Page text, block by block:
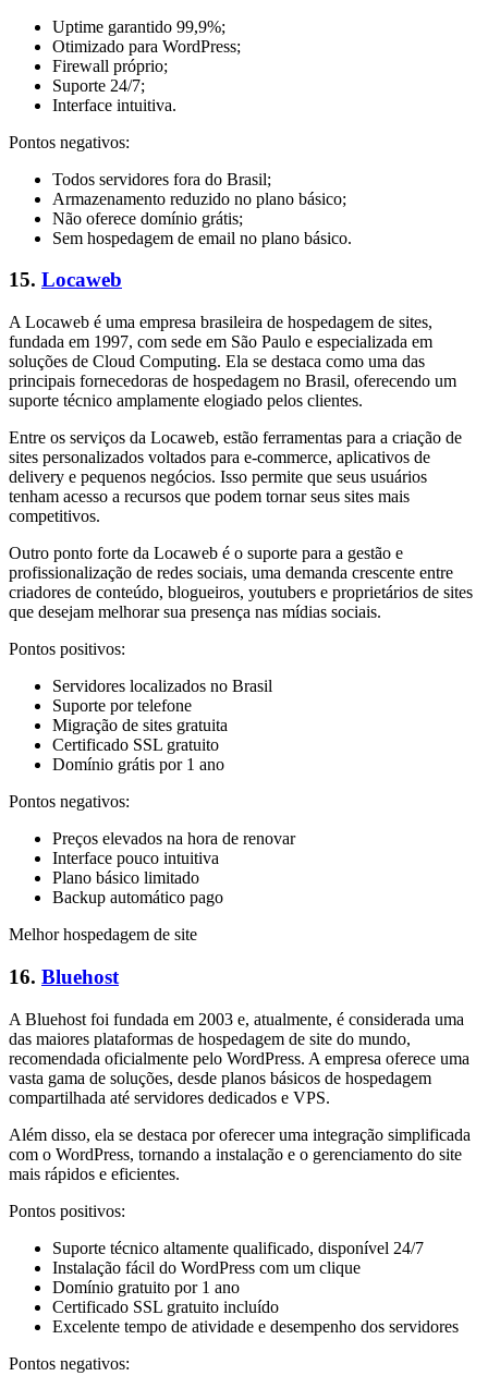
Uptime garantido 99,9%;
Otimizado para WordPress;
Firewall próprio;
Suporte 24/7;
Interface intuitiva.
Pontos negativos:
Todos servidores fora do Brasil;
Armazenamento reduzido no plano básico;
Não oferece domínio grátis;
Sem hospedagem de email no plano básico.
15. Locaweb
A Locaweb é uma empresa brasileira de hospedagem de sites,
fundada em 1997, com sede em São Paulo e especializada em
soluções de Cloud Computing. Ela se destaca como uma das
principais fornecedoras de hospedagem no Brasil, oferecendo um
suporte técnico amplamente elogiado pelos clientes.
Entre os serviços da Locaweb, estão ferramentas para a criação de
sites personalizados voltados para e-commerce, aplicativos de
delivery e pequenos negócios. Isso permite que seus usuários
tenham acesso a recursos que podem tornar seus sites mais
competitivos.
Outro ponto forte da Locaweb é o suporte para a gestão e
profissionalização de redes sociais, uma demanda crescente entre
criadores de conteúdo, blogueiros, youtubers e proprietários de sites
que desejam melhorar sua presença nas mídias sociais.
Pontos positivos:
Servidores localizados no Brasil
Suporte por telefone
Migração de sites gratuita
Certificado SSL gratuito
Domínio grátis por 1 ano
Pontos negativos:
Preços elevados na hora de renovar
Interface pouco intuitiva
Plano básico limitado
Backup automático pago
Melhor hospedagem de site
16. Bluehost
A Bluehost foi fundada em 2003 e, atualmente, é considerada uma
das maiores plataformas de hospedagem de site do mundo,
recomendada oficialmente pelo WordPress. A empresa oferece uma
vasta gama de soluções, desde planos básicos de hospedagem
compartilhada até servidores dedicados e VPS.
Além disso, ela se destaca por oferecer uma integração simplificada
com o WordPress, tornando a instalação e o gerenciamento do site
mais rápidos e eficientes.
Pontos positivos:
Suporte técnico altamente qualificado, disponível 24/7
Instalação fácil do WordPress com um clique
Domínio gratuito por 1 ano
Certificado SSL gratuito incluído
Excelente tempo de atividade e desempenho dos servidores
Pontos negativos: